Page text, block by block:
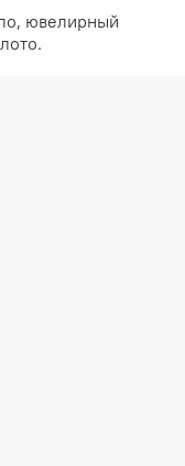
ювелирный